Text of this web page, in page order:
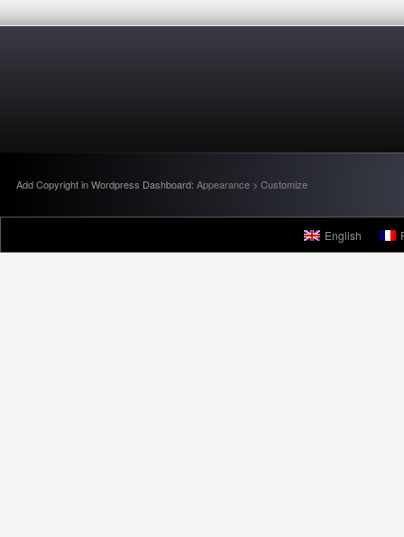
Add Copyright in Wordpress Dashboard: Appearance > Customize
English